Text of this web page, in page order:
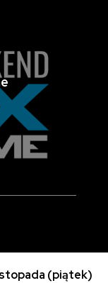
(piątek)